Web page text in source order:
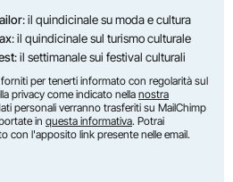
: il quindicinale su moda e cultura
: il quindicinale sul turismo culturale
: il settimanale sui festival culturali
per tenerti informato con regolarità sul
privacy come indicato nella nostra
personali verranno trasferiti su MailChimp
in questa informativa. Potrai
con l'apposito link presente nelle email.